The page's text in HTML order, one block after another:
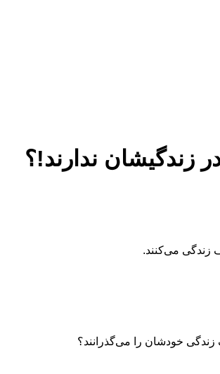
خودشان را می‌گذرانند؟